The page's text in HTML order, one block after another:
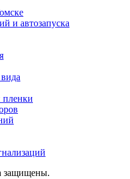
и автозапуска
пленки
защищены.